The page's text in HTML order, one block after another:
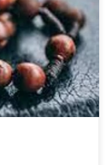
(Parafia
wszystkich
dzieci,
[…]